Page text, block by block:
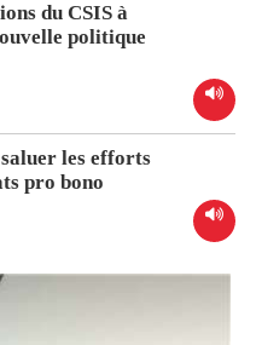
du CSIS à
politique
les efforts
pro bono